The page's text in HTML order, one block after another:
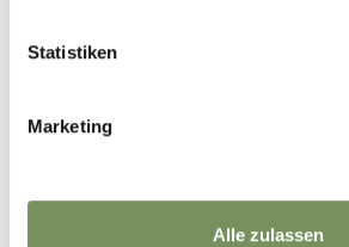
Statistiken
Marketing
Alle zulassen
Search